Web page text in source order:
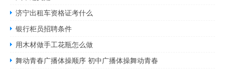
济宁出租车资格证考什么
银行柜员招聘条件
用木材做手工花瓶怎么做
舞动青春广播体操顺序 初中广播体操舞动青春